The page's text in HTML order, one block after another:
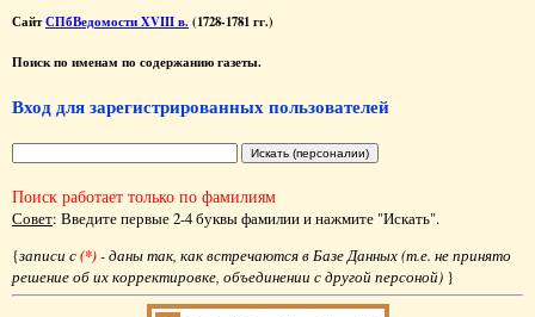
СайтСПбВедомости XVIII в. (1728-1781 гг.)
Поиск по именам по содержанию газеты.
Вход для зарегистрированных пользователей
Поиск работает только по фамилиям
Совет: Введите первые 2-4 буквы фамилии и нажмите "Искать".
{записи с(*)- даны так, как встречаются в Базе Данных (т.е. не принято
решение об их корректировке, объединении с другой персоной) }